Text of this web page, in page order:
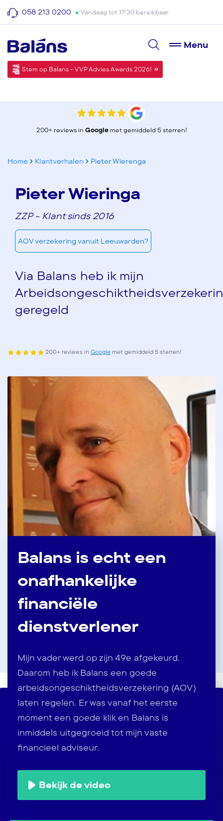
058 213 0200 Vandaag tot 17:30 bereikbaar
Menu
Stem op Balans - VVP Advies Awards 2026!
200+ reviews in Googlemet gemiddeld 5 sterren!
Home Klantverhalen Pieter Wierenga
Pieter Wieringa
ZZP - Klant sinds 2016
AOV verzekering vanuit Leeuwarden?
Via Balans heb ik mijn
geregeld
Balans is echt een
onafhankelijke
financiële
dienstverlener
Mijn vader werd op zijn 49e afgekeurd.
Daarom heb ik Balans een goede
arbeidsongeschiktheidsverzekering (AOV)
laten regelen. Er was vanaf het eerste
moment een goede klik en Balans is
inmiddels uitgegroeid tot mijn vaste
financieel adviseur.
Bekijk de video
200+ reviews inGoogle met gemiddeld 5 sterren!
Contact op jouw manier
Maak nu vrijblijvend een afspraak met een
van onze adviseurs